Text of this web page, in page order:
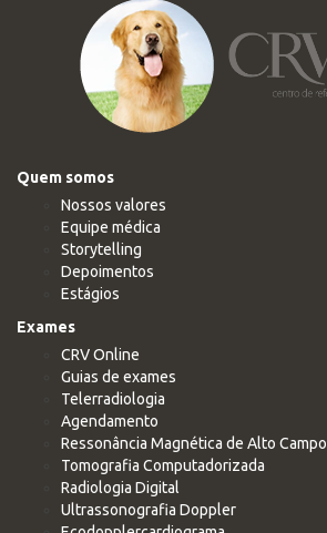
Quem somos
Nossos valores
Equipe médica
Storytelling
Depoimentos
Estágios
Exames
CRV Online
Guias de exames
Telerradiologia
Agendamento
Ressonância Magnética de Alto Campo
Tomografia Computadorizada
Radiologia Digital
Ultrassonografia Doppler